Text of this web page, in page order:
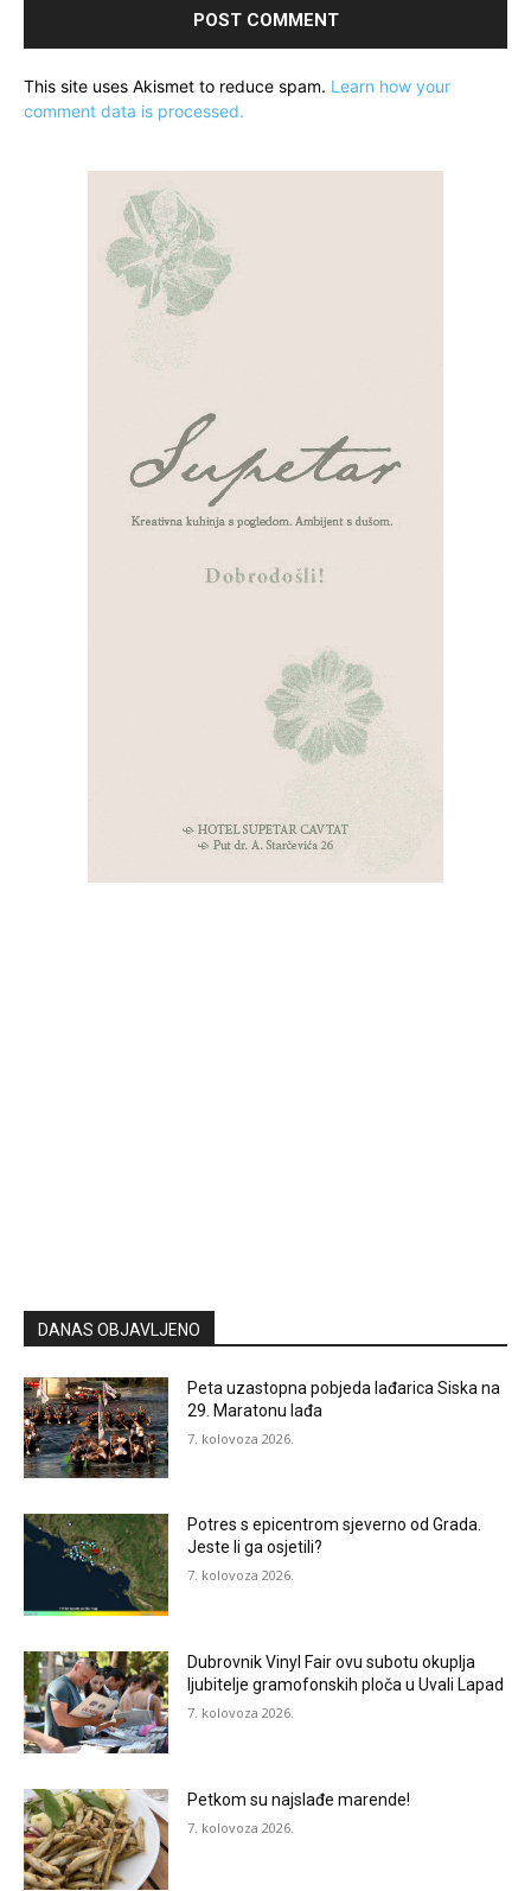
This site uses Akismet to reduce spam. Learn how your
comment data is processed.
DANAS OBJAVLJENO
Peta uzastopna pobjeda lađarica Siska na
29. Maratonu lađa
7. kolovoza 2026.
Potres s epicentrom sjeverno od Grada.
Jeste li ga osjetili?
7. kolovoza 2026.
Dubrovnik Vinyl Fair ovu subotu okuplja
ljubitelje gramofonskih ploča u Uvali Lapad
7. kolovoza 2026.
Petkom su najslađe marende!
7. kolovoza 2026.